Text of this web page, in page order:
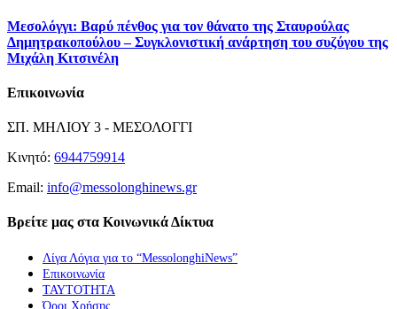
Μεσολόγγι: Βαρύ πένθος για τον θάνατο της Σταυρούλας
Δημητρακοπούλου – Συγκλονιστική ανάρτηση του συζύγου της
Μιχάλη Κιτσινέλη
Επικοινωνία
ΣΠ. ΜΗΛΙΟΥ 3 - ΜΕΣΟΛΟΓΓΙ
Κινητό: 6944759914
Email: info@messolonghinews.gr
Βρείτε μας στα Κοινωνικά Δίκτυα
Λίγα Λόγια για το “MessolonghiNews”
Επικοινωνία
ΤΑΥΤΟΤΗΤΑ
Όροι Χρήσης